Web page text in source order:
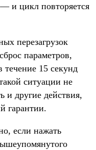
— и цикл повторяется
перезагрузок
параметров,
течение 15 секунд
ситуации не
и другие действия,
гарантии.
если нажать